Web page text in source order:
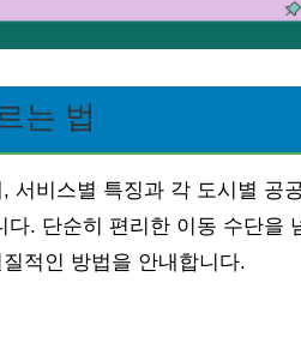
는 법
서비스별 특징과 각 도시별 공
. 단순히 편리한 이동 수단을
적인 방법을 안내합니다.